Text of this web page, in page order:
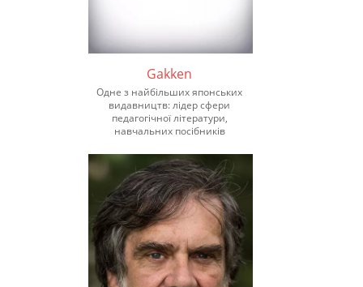
Gakken
Одне з найбільших японських
видавництв: лідер сфери
педагогічної літератури,
навчальних посібників